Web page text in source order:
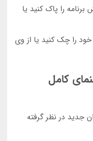
را پاک کنید یا
را چک کنید یا از وی
کامل
جدید در نظر گرفته